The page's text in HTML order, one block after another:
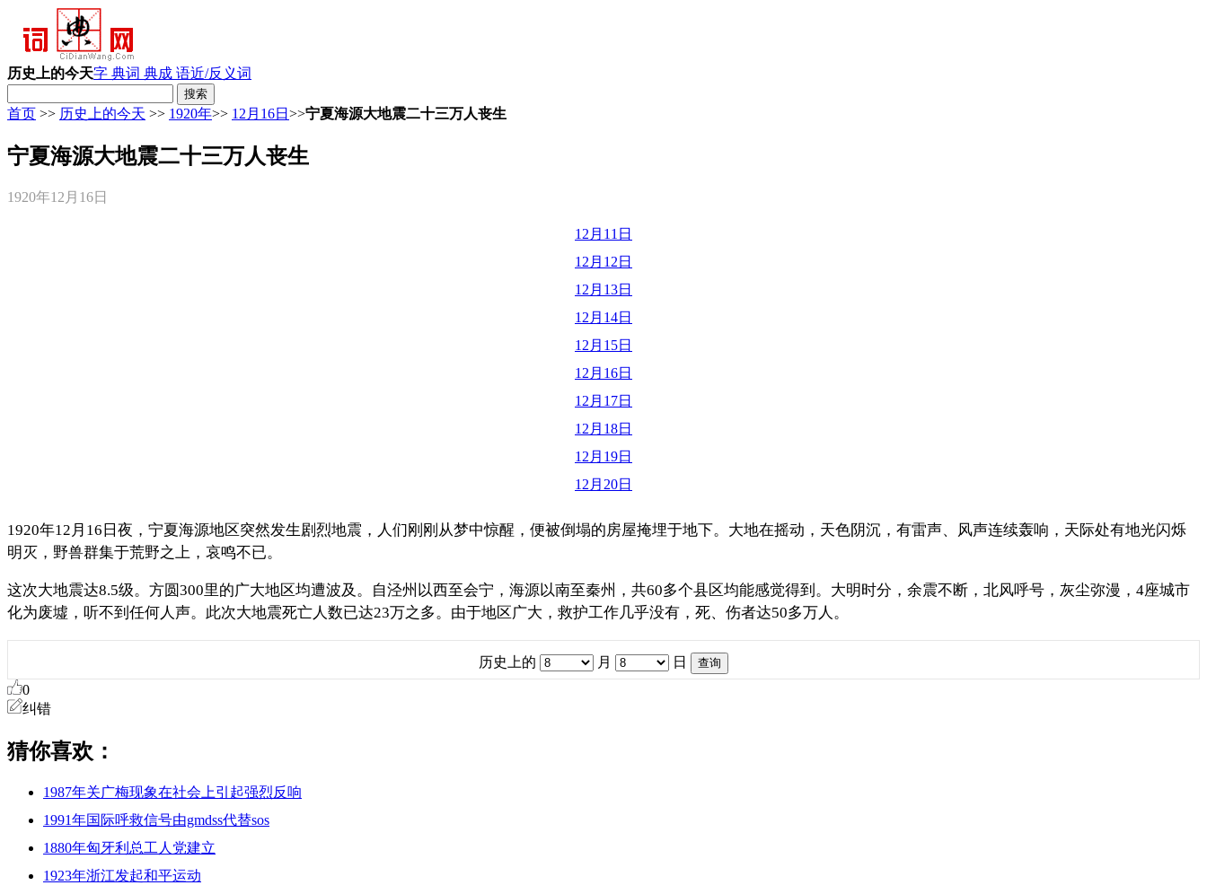
历史上的今天字 典词 典成 语近/反义词
首页 >> 历史上的今天 >> 1920年>> 12月16日 >>宁夏海源大地震二十三万人丧生
宁夏海源大地震二十三万人丧生
1920年12月16日
12月11日
12月12日
12月13日
12月14日
12月15日
12月16日
12月17日
12月18日
12月19日
12月20日
1920年12月16日夜，宁夏海源地区突然发生剧烈地震，人们刚刚从梦中惊醒，便被倒塌的房屋掩埋于地下。大地在摇动，天色阴沉，有雷声、风声连续轰响，天际处有地光闪烁
明灭，野兽群集于荒野之上，哀鸣不已。
这次大地震达8.5级。方圆300里的广大地区均遭波及。自泾州以西至会宁，海源以南至秦州，共60多个县区均能感觉得到。大明时分，余震不断，北风呼号，灰尘弥漫，4座城市
化为废墟，听不到任何人声。此次大地震死亡人数已达23万之多。由于地区广大，救护工作几乎没有，死、伤者达50多万人。
历史上的 月
日
0
纠错
猜你喜欢：
1987年关广梅现象在社会上引起强烈反响
1991年国际呼救信号由gmdss代替sos
1880年匈牙利总工人党建立
1923年浙江发起和平运动